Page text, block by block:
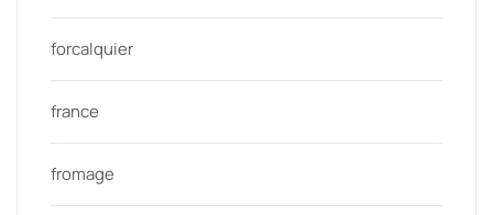
forcalquier
france
fromage